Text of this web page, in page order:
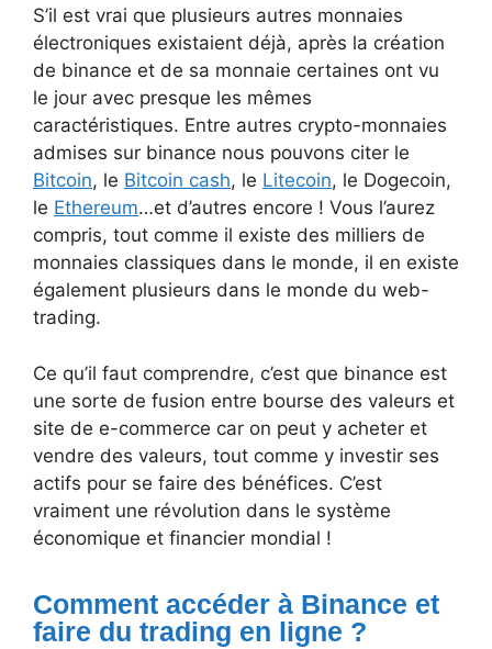
S’il est vrai que plusieurs autres monnaies
électroniques existaient déjà, après la création
de binance et de sa monnaie certaines ont vu
le jour avec presque les mêmes
caractéristiques. Entre autres crypto-monnaies
admises sur binance nous pouvons citer le
Bitcoin, le Bitcoin cash, le Litecoin, le Dogecoin,
le Ethereum…et d’autres encore ! Vous l’aurez
compris, tout comme il existe des milliers de
monnaies classiques dans le monde, il en existe
également plusieurs dans le monde du web-
trading.
Ce qu’il faut comprendre, c’est que binance est
une sorte de fusion entre bourse des valeurs et
site de e-commerce car on peut y acheter et
vendre des valeurs, tout comme y investir ses
actifs pour se faire des bénéfices. C’est
vraiment une révolution dans le système
économique et financier mondial !
Comment accéder à Binance et
faire du trading en ligne ?